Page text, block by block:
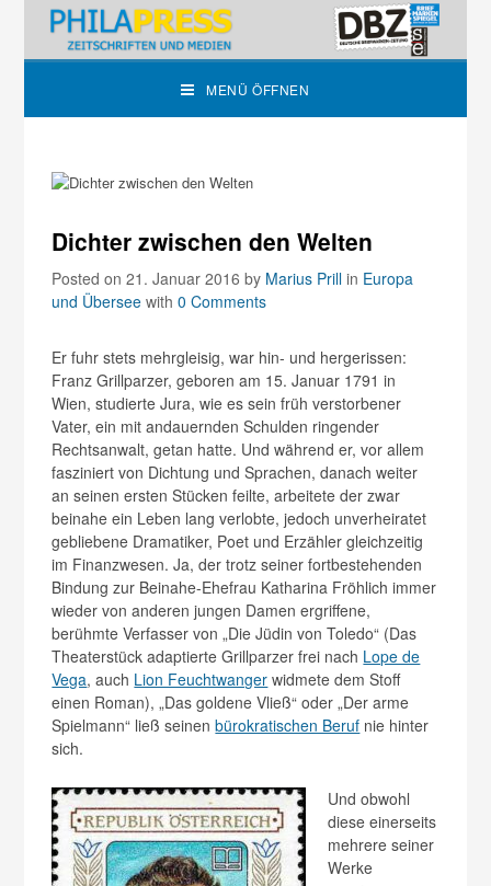
MENÜ ÖFFNEN
Dichter zwischen den Welten
Posted on 21. Januar 2016by Marius Prill in Europa
und Übersee with0 Comments
Er fuhr stets mehrgleisig, war hin- und hergerissen:
Franz Grillparzer, geboren am 15. Januar 1791 in
Wien, studierte Jura, wie es sein früh verstorbener
Vater, ein mit andauernden Schulden ringender
Rechtsanwalt, getan hatte. Und während er, vor allem
fasziniert von Dichtung und Sprachen, danach weiter
an seinen ersten Stücken feilte, arbeitete der zwar
beinahe ein Leben lang verlobte, jedoch unverheiratet
gebliebene Dramatiker, Poet und Erzähler gleichzeitig
im Finanzwesen. Ja, der trotz seiner fortbestehenden
Bindung zur Beinahe-Ehefrau Katharina Fröhlich immer
wieder von anderen jungen Damen ergriffene,
berühmte Verfasser von „Die Jüdin von Toledo“ (Das
Theaterstück adaptierte Grillparzer frei nach Lope de
Vega, auch Lion Feuchtwanger widmete dem Stoff
einen Roman), „Das goldene Vließ“ oder „Der arme
Spielmann“ ließ seinenbürokratischen Beruf nie hinter
sich.
Und obwohl
diese einerseits
mehrere seiner
Werke